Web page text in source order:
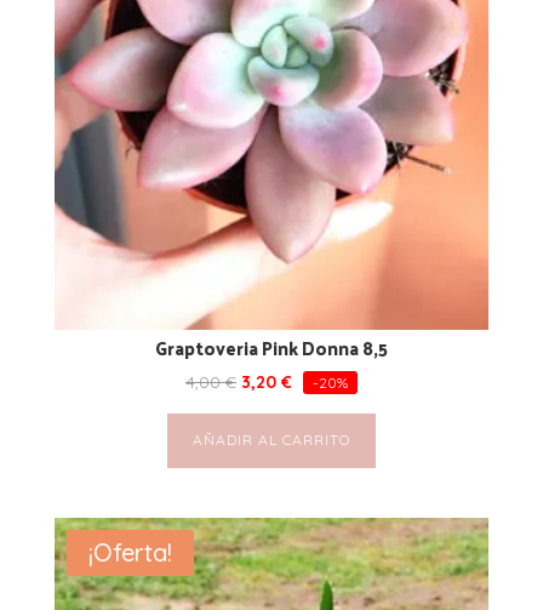
Graptoveria Pink Donna 8,5
4,00€ 3,20 € -20%
AÑADIR AL CARRITO
¡Oferta!